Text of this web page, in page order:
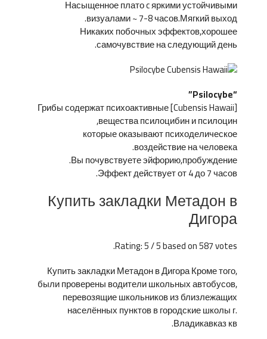
Насыщенное плато c яркими устойчивыми
визуалами ~ 7-8 часов.Мягкий выход.
Никаких побочных эффектов,хорошее
самочувствие на следующий день.
“Psilocybe”
[Cubensis Hawaii] Грибы содержат психоактивные
вещества псилоцибин и псилоцин,
которые оказывают психоделическое
воздействие на человека.
Вы почувствуете эйфорию,пробуждение.
Эффект действует от 4 до 7 часов.
Купить закладки Метадон в
Дигора
Rating: 5 / 5 based on 587 votes.
Купить закладки Метадон в Дигора Кроме того,
были проверены водители школьных автобусов,
перевозящие школьников из близлежащих
населённых пунктов в городские школы г.
Владикавказ кв.